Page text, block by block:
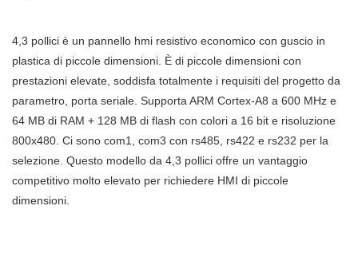
4,3 pollici è un pannello hmi resistivo economico con guscio in
plastica di piccole dimensioni. È di piccole dimensioni con
prestazioni elevate, soddisfa totalmente i requisiti del progetto da
parametro, porta seriale. Supporta ARM Cortex-A8 a 600 MHz e
64 MB di RAM + 128 MB di flash con colori a 16 bit e risoluzione
800x480. Ci sono com1, com3 con rs485, rs422 e rs232 per la
selezione. Questo modello da 4,3 pollici offre un vantaggio
competitivo molto elevato per richiedere HMI di piccole
dimensioni.
possono ora raggiungere il
produttore, fornitore,
esportatore e importatore più
affidabile e affidabile in tutto il
un pulsante. MOCHUAN ha
creato il percorso più semplice
per tutti gli acquirenti per